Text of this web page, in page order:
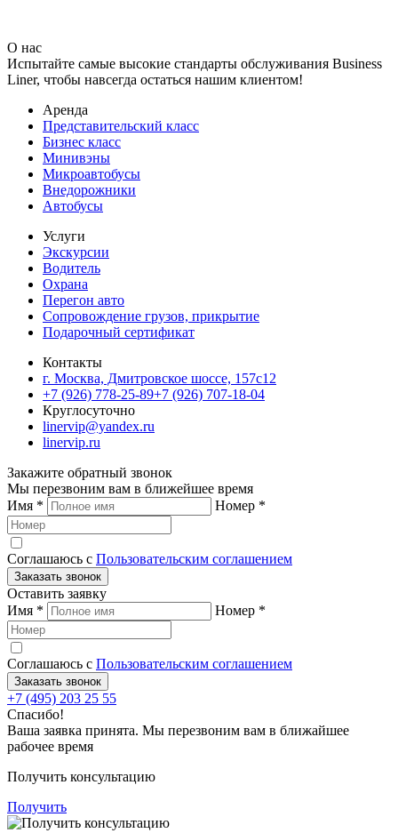
О нас
Испытайте самые высокие стандарты обслуживания Business
Liner, чтобы навсегда остаться нашим клиентом!
Аренда
Представительский класс
Бизнес класс
Минивэны
Микроавтобусы
Внедорожники
Автобусы
Услуги
Экскурсии
Водитель
Охрана
Перегон авто
Сопровождение грузов, прикрытие
Подарочный сертификат
Контакты
г. Москва, Дмитровское шоссе, 157c12
+7 (926) 778-25-89+7 (926) 707-18-04
Круглосуточно
linervip@yandex.ru
linervip.ru
Закажите обратный звонок
Мы перезвоним вам в ближейшее время
Имя * Номер *
Соглашаюсь с Пользовательским соглашением
Заказать звонок
Оставить заявку
Имя * Номер *
Соглашаюсь с Пользовательским соглашением
Заказать звонок
+7 (495) 203 25 55
Спасибо!
Ваша заявка принята. Мы перезвоним вам в ближайшее
рабочее время
Получить консультацию
Получить